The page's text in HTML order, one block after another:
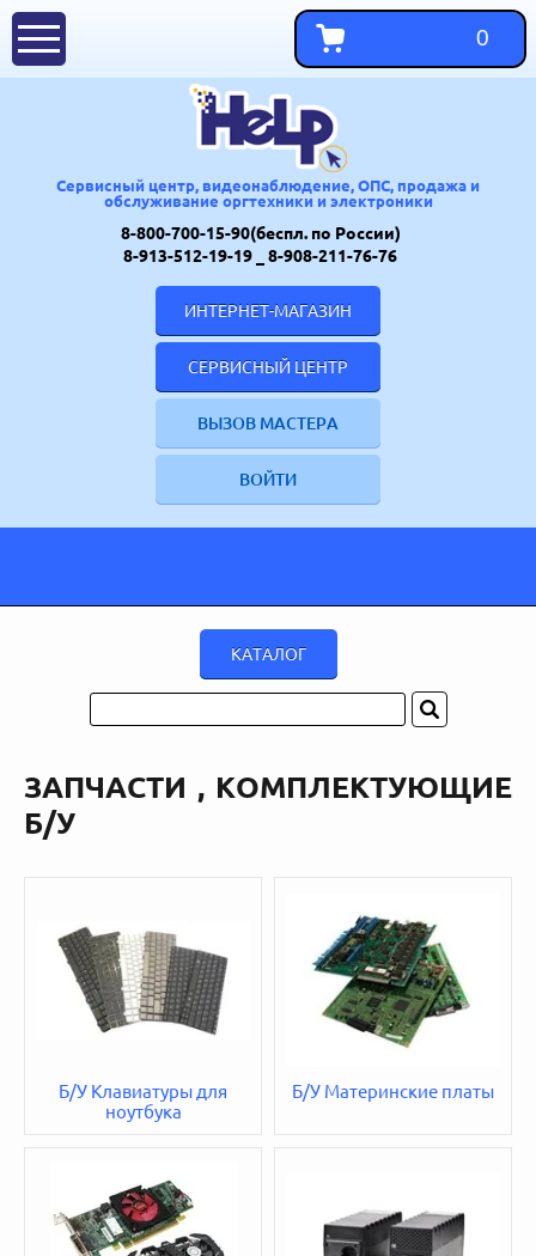
Сервисный центр, видеонаблюдение, ОПС, продажа и
обслуживание оргтехники и электроники
8-800-700-15-90(беспл. по России)
8-913-512-19-19
_ 8-908-211-76-76
ИНТЕРНЕТ-МАГАЗИН
СЕРВИСНЫЙ ЦЕНТР
ВЫЗОВ МАСТЕРА
ВОЙТИ
0
ЗАПЧАСТИ , КОМПЛЕКТУЮЩИЕ
Б/У
Б/У Клавиатуры для
ноутбука
Б/У Материнские платы